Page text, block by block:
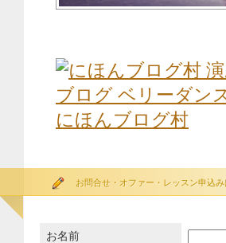
にほんブログ村
お問合せ・オファー・レッスン申込
お名前